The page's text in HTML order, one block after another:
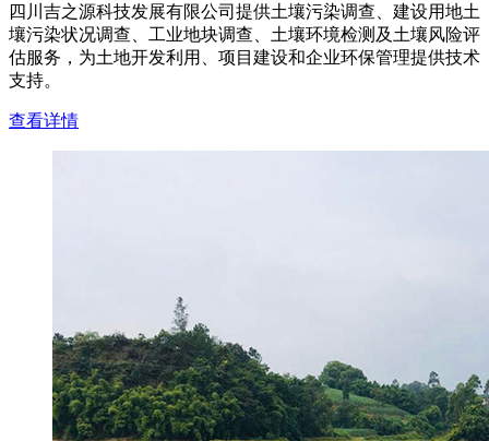
四川吉之源科技发展有限公司提供土壤污染调查、建设用地土
壤污染状况调查、工业地块调查、土壤环境检测及土壤风险评
估服务，为土地开发利用、项目建设和企业环保管理提供技术
支持。
查看详情